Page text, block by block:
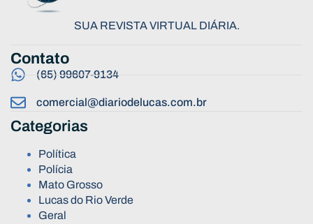
SUA REVISTA VIRTUAL DIÁRIA.
Contato
(65) 99607-9134
comercial@diariodelucas.com.br
Categorias
Política
Polícia
Mato Grosso
Lucas do Rio Verde
Geral